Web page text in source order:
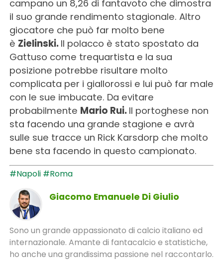
campano un 8,26 di fantavoto che dimostra
il suo grande rendimento stagionale. Altro
giocatore che può far molto bene
è Zielinski. Il polacco è stato spostato da
Gattuso come trequartista e la sua
posizione potrebbe risultare molto
complicata per i giallorossi e lui può far male
con le sue imbucate. Da evitare
probabilmente Mario Rui. Il portoghese non
sta facendo una grande stagione e avrà
sulle sue tracce un Rick Karsdorp che molto
bene sta facendo in questo campionato.
#Napoli #Roma
Giacomo Emanuele Di Giulio
Sono un grande appassionato di calcio italiano ed
internazionale. Amante di fantacalcio e statistiche,
ho anche una grandissima passione nel raccontarlo.